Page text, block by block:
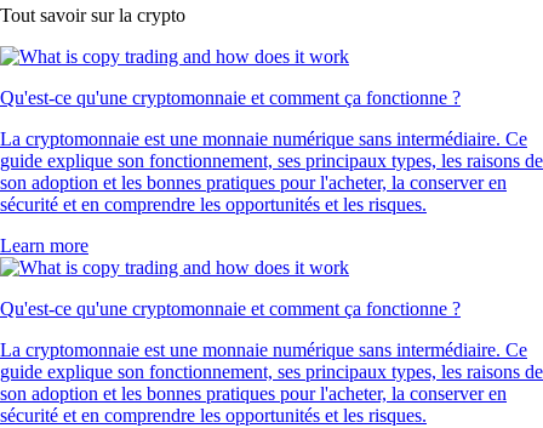
Tout savoir sur la crypto
Qu'est-ce qu'une cryptomonnaie et comment ça fonctionne ?
La cryptomonnaie est une monnaie numérique sans intermédiaire. Ce
guide explique son fonctionnement, ses principaux types, les raisons de
son adoption et les bonnes pratiques pour l'acheter, la conserver en
sécurité et en comprendre les opportunités et les risques.
Learn more
Qu'est-ce qu'une cryptomonnaie et comment ça fonctionne ?
La cryptomonnaie est une monnaie numérique sans intermédiaire. Ce
guide explique son fonctionnement, ses principaux types, les raisons de
son adoption et les bonnes pratiques pour l'acheter, la conserver en
sécurité et en comprendre les opportunités et les risques.